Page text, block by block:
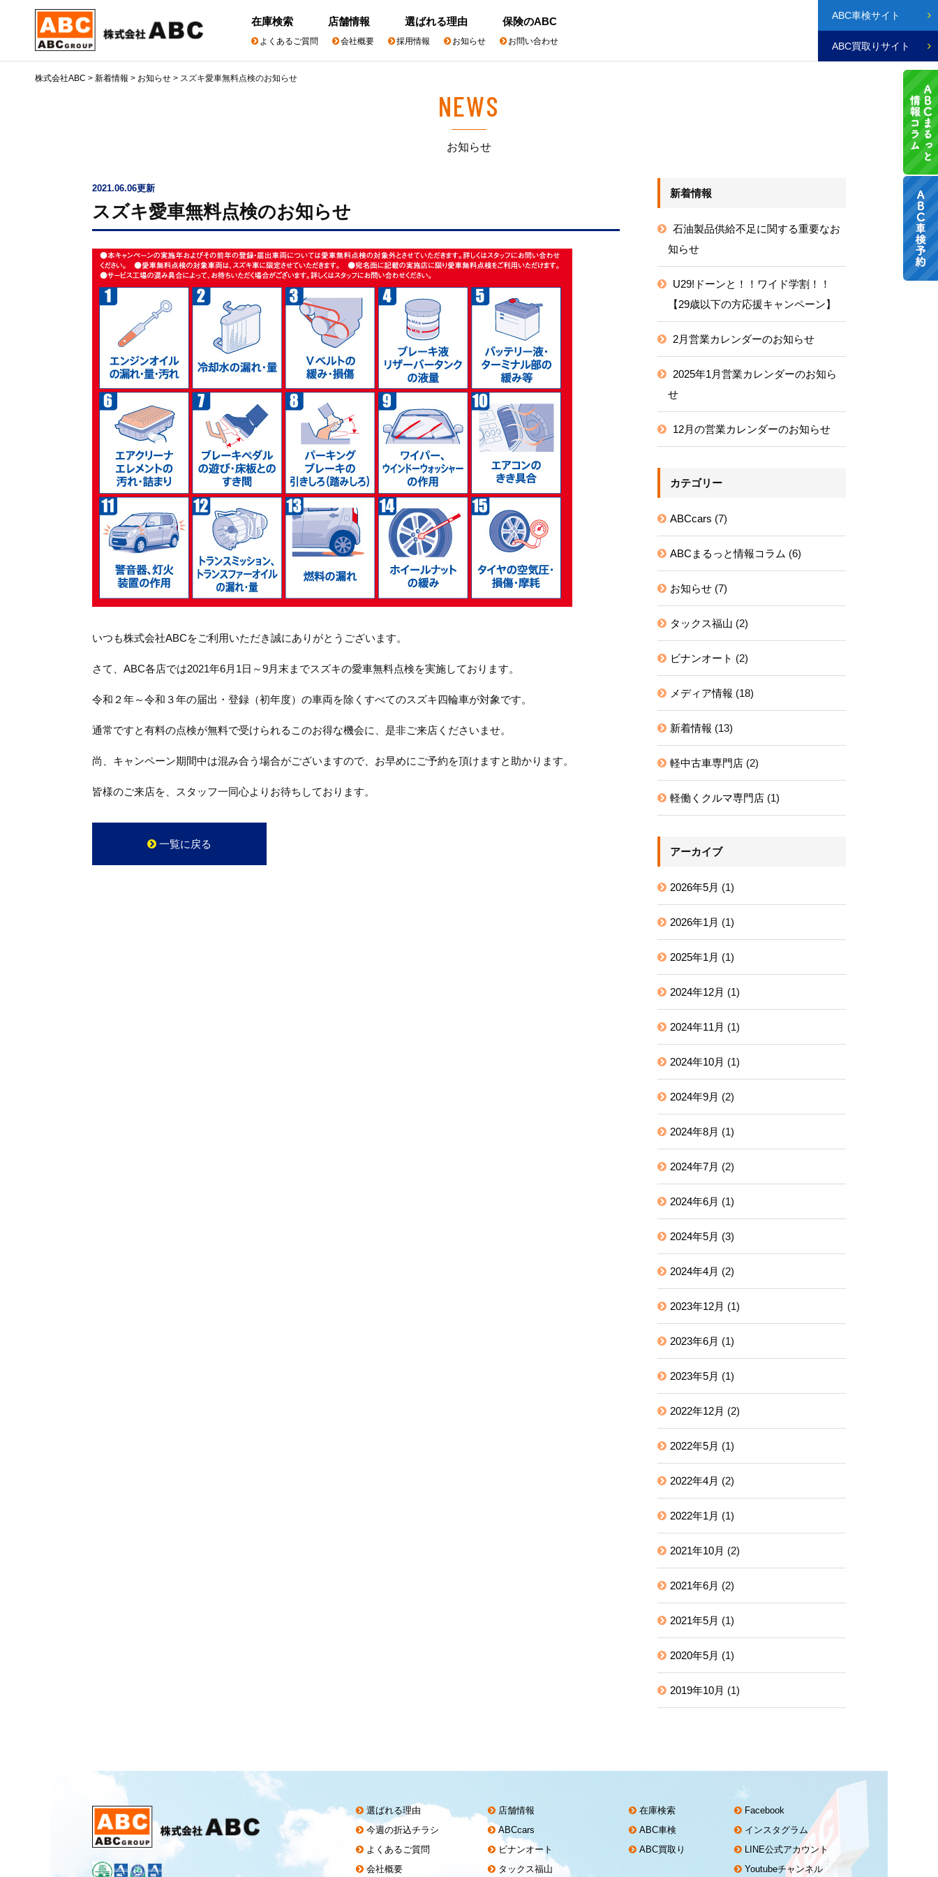
ABC車検サイト
ABC買取りサイト
在庫検索 店舗情報 選ばれる理由 保険のABC
よくあるご質問 会社概要 採用情報 お知らせ お問い合わせ
株式会社ABC > 新着情報 > お知らせ > スズキ愛車無料点検のお知らせ
NEWS
お知らせ
2021.06.06更新
スズキ愛車無料点検のお知らせ
いつも株式会社ABCをご利用いただき誠にありがとうございます。
さて、ABC各店では2021年6月1日～9月末までスズキの愛車無料点検を実施しております。
令和２年～令和３年の届出・登録（初年度）の車両を除くすべてのスズキ四輪車が対象です。
通常ですと有料の点検が無料で受けられるこのお得な機会に、是非ご来店くださいませ。
尚、キャンペーン期間中は混み合う場合がございますので、お早めにご予約を頂けますと助かります。
皆様のご来店を、スタッフ一同心よりお待ちしております。
一覧に戻る
新着情報
石油製品供給不足に関する重要なお
知らせ
U29!ドーンと！！ワイド学割！！
【29歳以下の方応援キャンペーン】
2月営業カレンダーのお知らせ
2025年1月営業カレンダーのお知ら
せ
12月の営業カレンダーのお知らせ
カテゴリー
ABCcars (7)
ABCまるっと情報コラム (6)
お知らせ (7)
タックス福山 (2)
ビナンオート (2)
メディア情報 (18)
新着情報 (13)
軽中古車専門店 (2)
軽働くクルマ専門店 (1)
アーカイブ
2026年5月 (1)
2026年1月 (1)
2025年1月 (1)
2024年12月 (1)
2024年11月 (1)
2024年10月 (1)
2024年9月 (2)
2024年8月 (1)
2024年7月 (2)
2024年6月 (1)
2024年5月 (3)
2024年4月 (2)
2023年12月 (1)
2023年6月 (1)
2023年5月 (1)
2022年12月 (2)
2022年5月 (1)
2022年4月 (2)
2022年1月 (1)
2021年10月 (2)
2021年6月 (2)
2021年5月 (1)
2020年5月 (1)
2019年10月 (1)
選ばれる理由
今週の折込チラシ
よくあるご質問
会社概要
店舗情報
ABCcars
ビナンオート
タックス福山
在庫検索
ABC車検
ABC買取り
Facebook
インスタグラム
LINE公式アカウント
Youtubeチャンネル